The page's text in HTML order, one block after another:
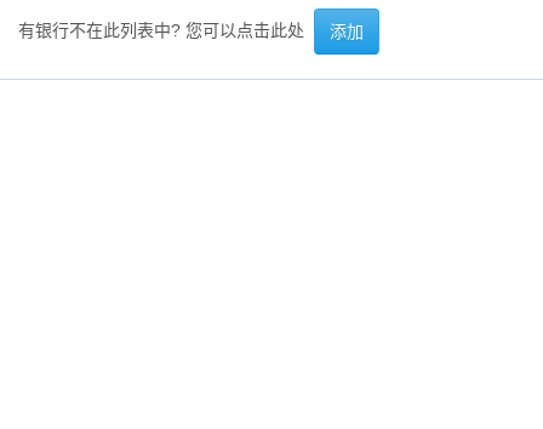
有银行不在此列表中? 您可以点击此处 添加